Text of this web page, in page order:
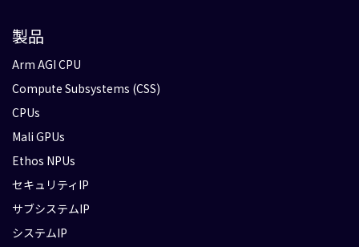
製品
Arm AGI CPU
Compute Subsystems (CSS)
CPUs
Mali GPUs
Ethos NPUs
セキュリティIP
サブシステムIP
システムIP